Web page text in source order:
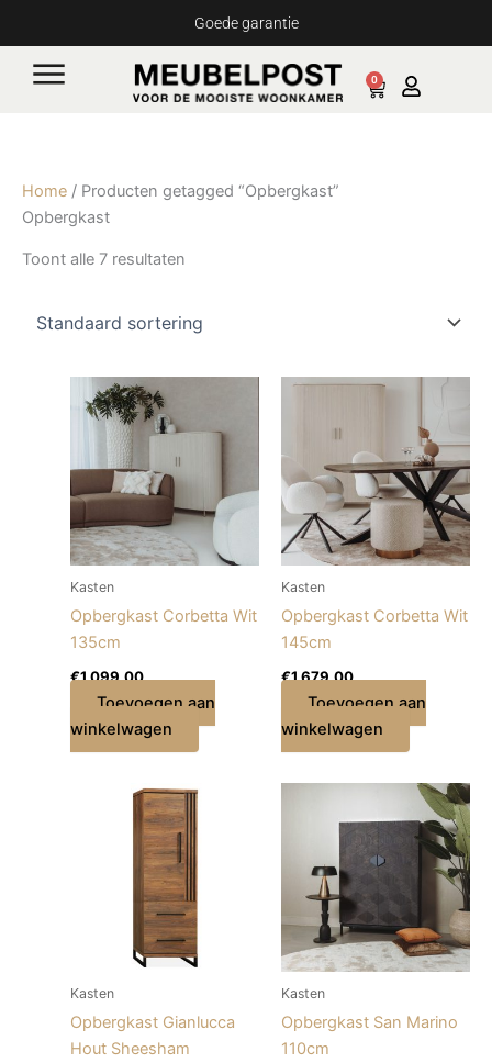
inhoud
Goede garantie
0
Cart
Home / Producten getagged “Opbergkast”
Opbergkast
Toont alle 7 resultaten
Kasten
Opbergkast Corbetta Wit
135cm
€1.099,00
Toevoegen aan
winkelwagen
Kasten
Opbergkast Corbetta Wit
145cm
€1.679,00
Toevoegen aan
winkelwagen
Kasten
Opbergkast Gianlucca
Hout Sheesham
Kasten
Opbergkast San Marino
110cm